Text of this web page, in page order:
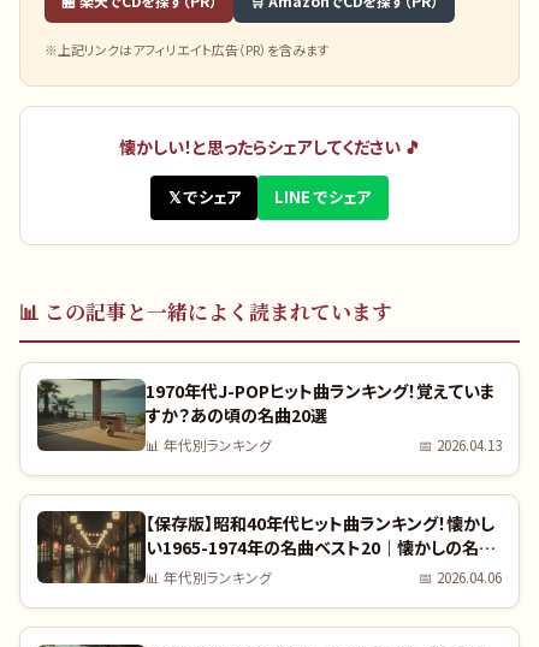
※上記リンクはアフィリエイト広告（PR）を含みます
懐かしい！と思ったらシェアしてください 🎵
𝕏 でシェア LINE でシェア
📊 この記事と一緒によく読まれています
1970年代J-POPヒット曲ランキング！覚えていま
すか？あの頃の名曲20選
📊 年代別ランキング 📅 2026.04.13
【保存版】昭和40年代ヒット曲ランキング！懐かし
い1965-1974年の名曲ベスト20｜懐かしの名曲
完全リスト
📊 年代別ランキング 📅 2026.04.06